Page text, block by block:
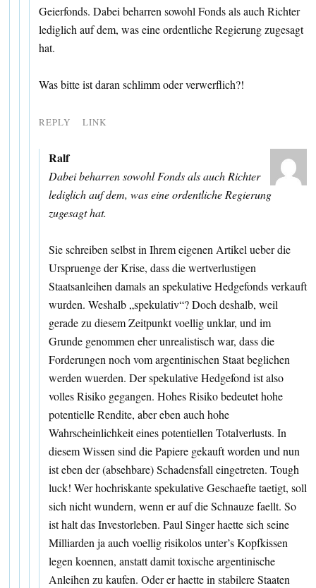
Geierfonds. Dabei beharren sowohl Fonds als auch Richter
lediglich auf dem, was eine ordentliche Regierung zugesagt
hat.
Was bitte ist daran schlimm oder verwerflich?!
REPLY LINK
Ralf
Dabei beharren sowohl Fonds als auch Richter
lediglich auf dem, was eine ordentliche Regierung
zugesagt hat.
Sie schreiben selbst in Ihrem eigenen Artikel ueber die
Urspruenge der Krise, dass die wertverlustigen
Staatsanleihen damals an spekulative Hedgefonds verkauft
wurden. Weshalb „spekulativ“? Doch deshalb, weil
gerade zu diesem Zeitpunkt voellig unklar, und im
Grunde genommen eher unrealistisch war, dass die
Forderungen noch vom argentinischen Staat beglichen
werden wuerden. Der spekulative Hedgefond ist also
volles Risiko gegangen. Hohes Risiko bedeutet hohe
potentielle Rendite, aber eben auch hohe
Wahrscheinlichkeit eines potentiellen Totalverlusts. In
diesem Wissen sind die Papiere gekauft worden und nun
ist eben der (absehbare) Schadensfall eingetreten. Tough
luck! Wer hochriskante spekulative Geschaefte taetigt, soll
sich nicht wundern, wenn er auf die Schnauze faellt. So
ist halt das Investorleben. Paul Singer haette sich seine
Milliarden ja auch voellig risikolos unter’s Kopfkissen
legen koennen, anstatt damit toxische argentinische
Anleihen zu kaufen. Oder er haette in stabilere Staaten